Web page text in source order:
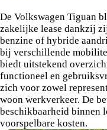
De Volkswagen Tiguan
zakelijke lease dankzij
benzine of hybride
bij verschillende
biedt uitstekend
functioneel en
zich voor zowel
woon werkverkeer. De
beschikbaarheid binnen
voorspelbare kosten.